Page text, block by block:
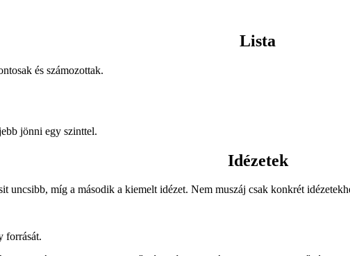
Lista
és számozottak.
jönni egy szinttel.
Idézetek
uncsibb, míg a második a kiemelt idézet. Nem muszáj csak konkrét
forrását.